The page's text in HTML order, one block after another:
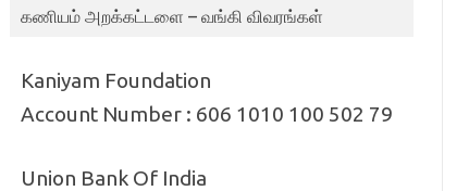
கணியம் அறக்கட்டளை – வங்கி விவரங்கள்
Kaniyam Foundation
Account Number : 606 1010 100 502 79
Union Bank Of India